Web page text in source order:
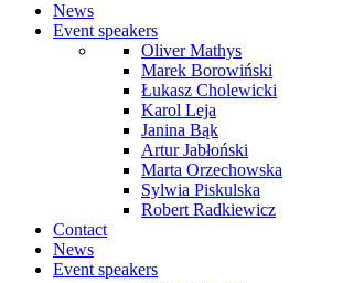
News
Event speakers
Oliver Mathys
Marek Borowiński
Łukasz Cholewicki
Karol Leja
Janina Bąk
Artur Jabłoński
Marta Orzechowska
Sylwia Piskulska
Robert Radkiewicz
Contact
News
Event speakers